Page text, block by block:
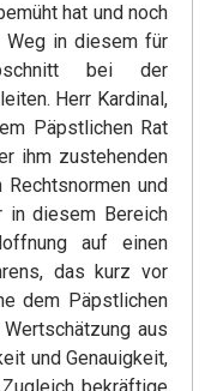
hat und noch
Weg in diesem für
bei der
Herr Kardinal,
Päpstlichen Rat
ihm zustehenden
und
in diesem Bereich
auf einen
das kurz vor
dem Päpstlichen
aus
und Genauigkeit,